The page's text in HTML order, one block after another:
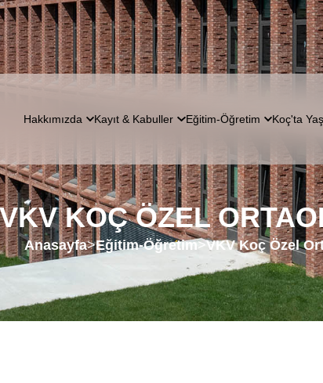
Hakkımızda Kayıt & Kabuller Eğitim-Öğretim Koç'ta
KOÇ ÖZEL
Anasayfa>Eğitim-Öğretim>VKV Koç Özel